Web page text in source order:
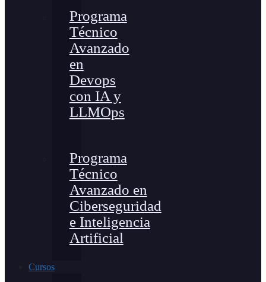
Programa
Técnico
Avanzado
en
Devops
con IA y
LLMOps
Programa
Técnico
Avanzado en
Ciberseguridad
e Inteligencia
Artificial
Cursos